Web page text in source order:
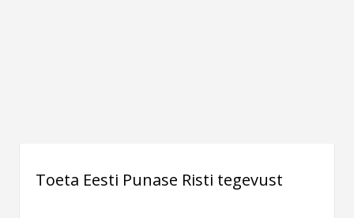
Toeta Eesti Punase Risti tegevust